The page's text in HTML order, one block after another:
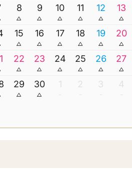
8 9 10 11 12 13
15 16 17 18 19 20
22 23 24 25 26 27
29 30 1 2 3 4